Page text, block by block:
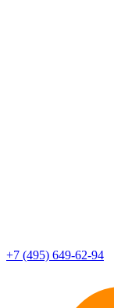
+7 (495) 649-62-94